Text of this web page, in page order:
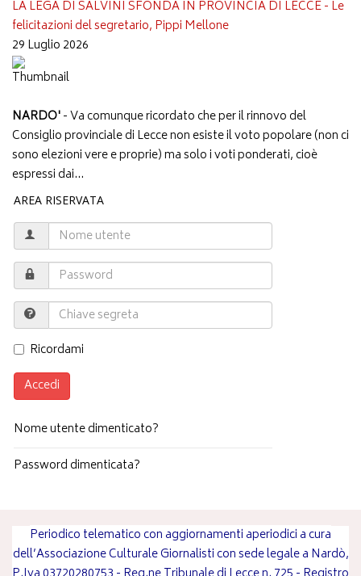
LA LEGA DI SALVINI SFONDA IN PROVINCIA DI LECCE - Le
felicitazioni del segretario, Pippi Mellone
29 Luglio 2026
NARDO'- Va comunque ricordato che per il rinnovo del
Consiglio provinciale di Lecce non esiste il voto popolare (non ci
sono elezioni vere e proprie) ma solo i voti ponderati, cioè
espressi dai...
AREA RISERVATA
Ricordami
Accedi
Nome utente dimenticato?
Password dimenticata?
Periodico telematico con aggiornamenti aperiodici a cura
dell’Associazione Culturale Giornalisti con sede legale a Nardò,